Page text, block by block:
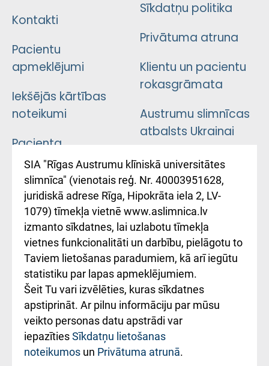
Kontakti
Pacientu
apmeklējumi
Iekšējās kārtības
noteikumi
Pacienta
atsauksmju/sūdzību
iesniegšanas
kārtība
Kā pie mums nokļūt
Rēķinu apmaksas
ceļvedis
Rekvizīti un
ārstniecības
iestādes kods
010000234
Sīkdatņu politika
Privātuma atruna
Klientu un pacientu
rokasgrāmata
Austrumu slimnīcas
atbalsts Ukrainai
Підтримка Східної
лікарні та співпраця з
Україною
SIA "Rīgas Austrumu klīniskā universitātes
slimnīca" (vienotais reģ. Nr. 40003951628,
juridiskā adrese Rīga, Hipokrāta iela 2, LV-
1079) tīmekļa vietnē www.aslimnica.lv
izmanto sīkdatnes, lai uzlabotu tīmekļa
vietnes funkcionalitāti un darbību, pielāgotu to
Taviem lietošanas paradumiem, kā arī iegūtu
statistiku par lapas apmeklējumiem.
Šeit Tu vari izvēlēties, kuras sīkdatnes
apstiprināt. Ar pilnu informāciju par mūsu
veikto personas datu apstrādi var
iepazītiesSīkdatņu lietošanas
noteikumos un Privātuma atrunā.